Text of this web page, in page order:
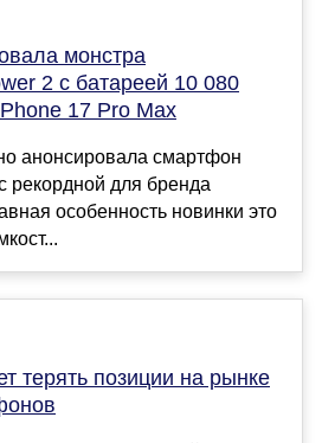
монстра
2 с батареей 10 080
17 Pro Max
анонсировала смартфон
рекордной для бренда
особенность новинки это
терять позиции на рынке